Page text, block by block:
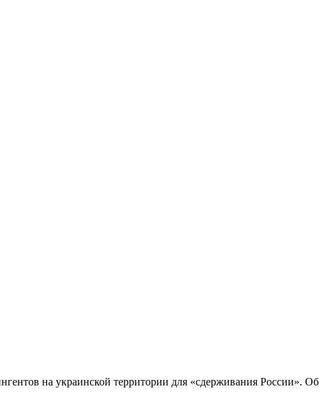
на украинской территории для «сдерживания России». Об